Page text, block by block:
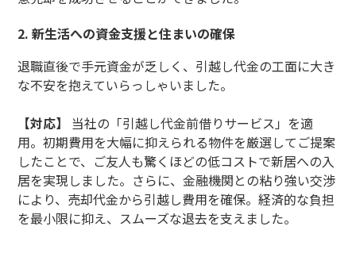
2. 新生活への資金支援と住まいの確保
退職直後で手元資金が乏しく、引越し代金の工面に大き
な不安を抱えていらっしゃいました。
【対応】
当社の「引越し代金前借りサービス」を適
用。初期費用を大幅に抑えられる物件を厳選してご提案
したことで、ご友人も驚くほどの低コストで新居への入
居を実現しました。さらに、金融機関との粘り強い交渉
により、売却代金から引越し費用を確保。経済的な負担
を最小限に抑え、スムーズな退去を支えました。